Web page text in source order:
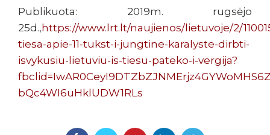
Publikuota: 2019m. rugsėjo
25d., https://www.lrt.lt/naujienos/lietuvoje/2/
tiesa-apie-11-tukst-i-jungtine-karalyste-dirbti-
isvykusiu-lietuviu-is-tiesu-pateko-i-vergija?
bQc4WI6uHklUDW1RLs